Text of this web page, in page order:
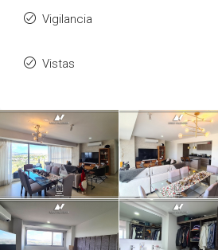
Vigilancia
Vistas